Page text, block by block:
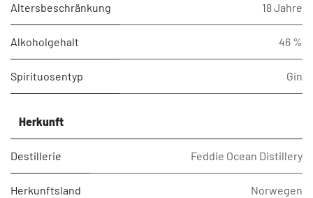
Altersbeschränkung 18 Jahre
Alkoholgehalt 46 %
Spirituosentyp Gin
Herkunft
Destillerie Feddie Ocean Distillery
Herkunftsland Norwegen